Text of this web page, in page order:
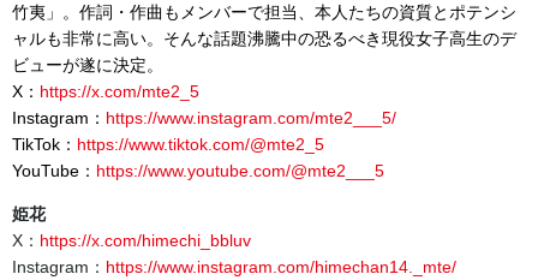
竹夷」。作詞・作曲もメンバーで担当、本人たちの資質とポテンシ
ャルも非常に高い。そんな話題沸騰中の恐るべき現役女子高生のデ
ビューが遂に決定。
X： https://x.com/mte2_5
Instagram： https://www.instagram.com/mte2___5/
TikTok： https://www.tiktok.com/@mte2_5
YouTube： https://www.youtube.com/@mte2___5
姫花
X： https://x.com/himechi_bbluv
Instagram： https://www.instagram.com/himechan14._mte/